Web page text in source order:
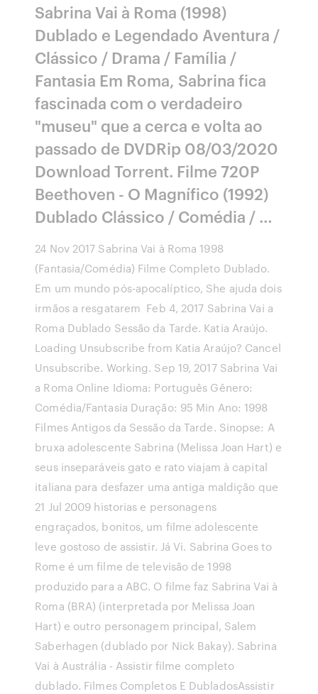
Sabrina Vai à Roma (1998)
Dublado e Legendado Aventura /
Clássico / Drama / Família /
Fantasia Em Roma, Sabrina fica
fascinada com o verdadeiro
"museu" que a cerca e volta ao
passado de DVDRip 08/03/2020
Download Torrent. Filme 720P
Beethoven - O Magnífico (1992)
Dublado Clássico / Comédia / …
24 Nov 2017 Sabrina Vai à Roma 1998
(Fantasia/Comédia) Filme Completo Dublado.
Em um mundo pós-apocalíptico, She ajuda dois
irmãos a resgatarem Feb 4, 2017 Sabrina Vai a
Roma Dublado Sessão da Tarde. Katia Araújo.
Loading Unsubscribe from Katia Araújo? Cancel
Unsubscribe. Working. Sep 19, 2017 Sabrina Vai
a Roma Online Idioma: Português Gênero:
Comédia/Fantasia Duração: 95 Min Ano: 1998
Filmes Antigos da Sessão da Tarde. Sinopse: A
bruxa adolescente Sabrina (Melissa Joan Hart) e
seus inseparáveis gato e rato viajam à capital
italiana para desfazer uma antiga maldição que
21 Jul 2009 historias e personagens
engraçados, bonitos, um filme adolescente
leve gostoso de assistir. Já Vi. Sabrina Goes to
Rome é um filme de televisão de 1998
produzido para a ABC. O filme faz Sabrina Vai à
Roma (BRA) (interpretada por Melissa Joan
Hart) e outro personagem principal, Salem
Saberhagen (dublado por Nick Bakay). Sabrina
Vai à Austrália - Assistir filme completo
dublado. Filmes Completos E DubladosAssistir